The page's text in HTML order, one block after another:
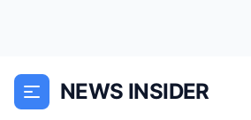
NEWS INSIDER